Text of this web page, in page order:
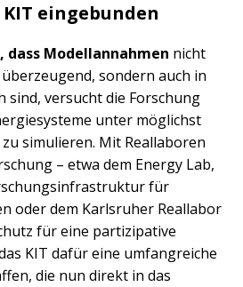
eingebunden
dass Modellannahmen nicht
sondern auch in
sind, versucht die Forschung
unter möglichst
simulieren. Mit Reallaboren
– etwa dem Energy Lab,
für
oder dem Karlsruher Reallabor
für eine partizipative
KIT dafür eine umfangreiche
die nun direkt in das